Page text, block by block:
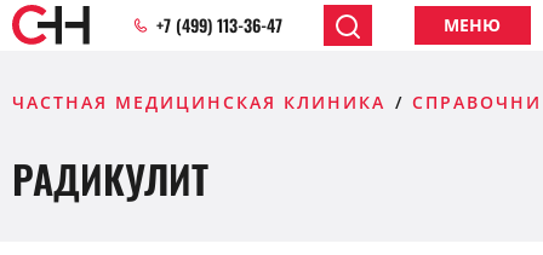
+7 (499) 113-36-47 МЕНЮ
ЧАСТНАЯ МЕДИЦИНСКАЯ КЛИНИКА
РАДИКУЛИТ